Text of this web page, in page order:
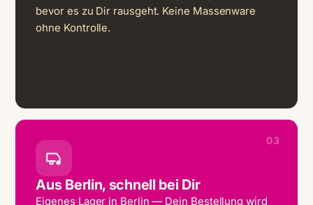
bevor es zu Dir rausgeht. Keine Massenware
ohne Kontrolle.
03
Aus Berlin, schnell bei Dir
Eigenes Lager in Berlin — Dein Bestellung wird